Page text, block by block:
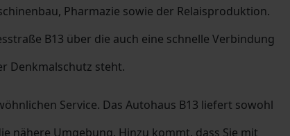
Pharmazie sowie der Relaisproduktion.
B13 über die auch eine schnelle Verbindung
Denkmalschutz steht.
Service. Das Autohaus B13 liefert sowohl
nähere Umgebung. Hinzu kommt, dass Sie mit